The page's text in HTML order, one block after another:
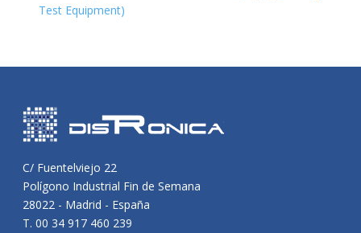
Test Equipment)
C/ Fuentelviejo 22
Polígono Industrial Fin de Semana
28022 - Madrid - España
T. 00 34 917 460 239